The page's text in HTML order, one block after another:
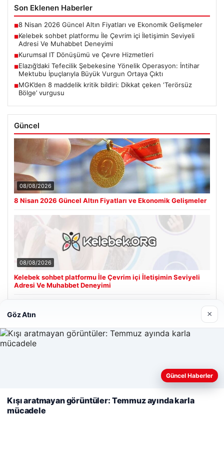
Son Eklenen Haberler
■8 Nisan 2026 Güncel Altın Fiyatları ve Ekonomik Gelişmeler
■Kelebek sohbet platformu İle Çevrim içi İletişimin Seviyeli
Adresi Ve Muhabbet Deneyimi
■Kurumsal IT Dönüşümü ve Çevre Hizmetleri
■Elazığ’daki Tefecilik Şebekesine Yönelik Operasyon: İntihar
Mektubu İpuçlarıyla Büyük Vurgun Ortaya Çıktı
■MGK’den 8 maddelik kritik bildiri: Dikkat çeken ‘Terörsüz
Bölge’ vurgusu
Güncel
08/08/2026
8 Nisan 2026 Güncel Altın Fiyatları ve Ekonomik Gelişmeler
08/08/2026
Kelebek sohbet platformu İle Çevrim içi İletişimin Seviyeli
Adresi Ve Muhabbet Deneyimi
Cengiz Sigorta
Web sitemizi nasıl kullandığınızı daha iyi anlayabilmek,
kullanıyoruz.
Çerez Politikamız
Reddet
Göz Atın ×
Güncel Haberler
Kışı aratmayan görüntüler: Temmuz ayında karla
mücadele